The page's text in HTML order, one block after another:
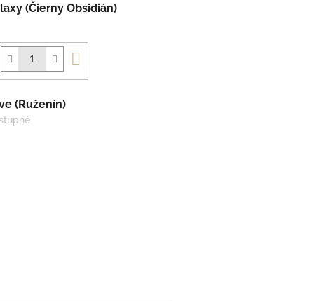
(Čierny Obsidián)
košíka
(Ruženín)